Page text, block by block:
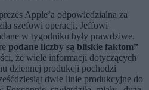
Apple’a odpowiedzialna za
szefowi operacji, Jeffowi
w tygodniku były prawdziwe.
podane liczby są bliskie faktom”
że wiele informacji dotyczących
dziennej produkcji pochodzi
dwie linie produkcyjne do